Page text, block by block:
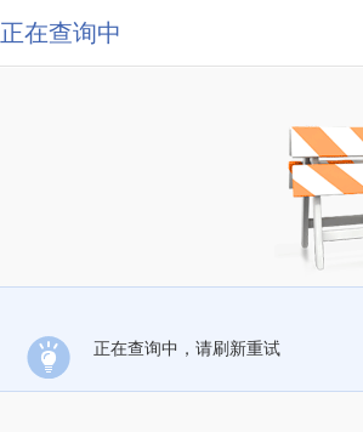
正在查询中
正在查询中，请刷新重试